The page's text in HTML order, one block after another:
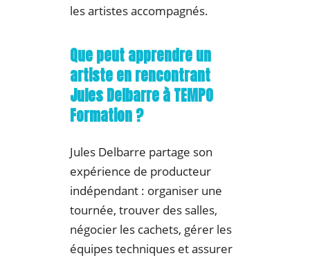
les artistes accompagnés.
Que peut apprendre un
artiste en rencontrant
Jules Delbarre à TEMPO
Formation ?
Jules Delbarre partage son
expérience de producteur
indépendant : organiser une
tournée, trouver des salles,
négocier les cachets, gérer les
équipes techniques et assurer